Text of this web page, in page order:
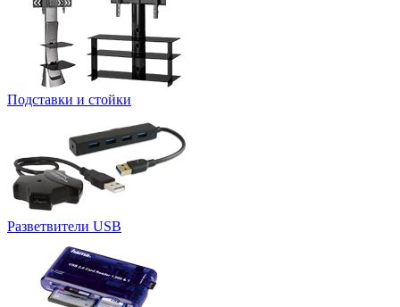
Подставки и стойки
Разветвители USB